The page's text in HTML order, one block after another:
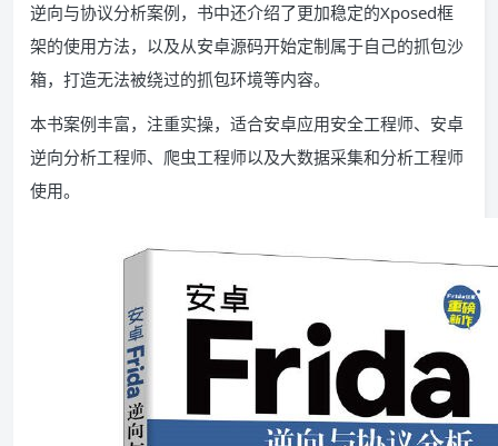
逆向与协议分析案例，书中还介绍了更加稳定的Xposed框
架的使用方法，以及从安卓源码开始定制属于自己的抓包沙
箱，打造无法被绕过的抓包环境等内容。
本书案例丰富，注重实操，适合安卓应用安全工程师、安卓
逆向分析工程师、爬虫工程师以及大数据采集和分析工程师
使用。